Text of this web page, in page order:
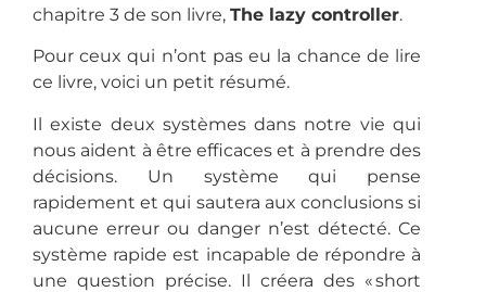
chapitre 3 de son livre, The lazy controller.
Pour ceux qui n’ont pas eu la chance de lire
ce livre, voici un petit résumé.
Il existe deux systèmes dans notre vie qui
nous aident à être efficaces et à prendre des
décisions. Un système qui pense
rapidement et qui sautera aux conclusions si
aucune erreur ou danger n’est détecté. Ce
système rapide est incapable de répondre à
une question précise. Il créera des « short